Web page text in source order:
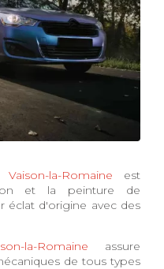
la-Romaine est
et la peinture de
éclat d'origine avec des
la-Romaine assure
de tous types